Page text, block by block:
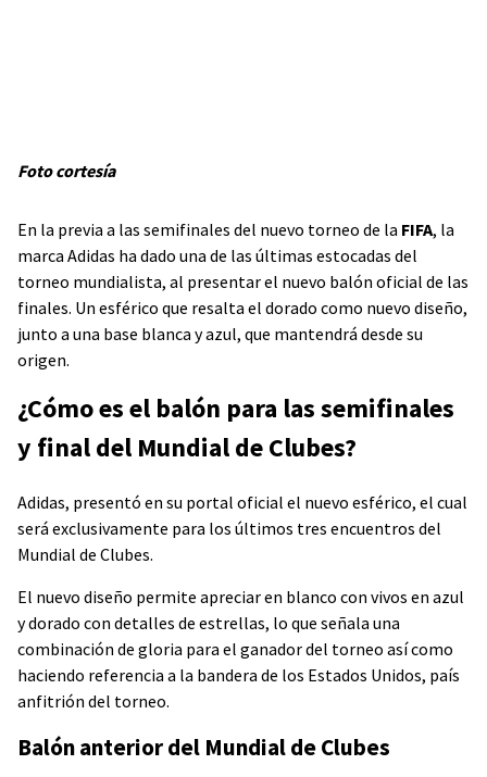
Foto cortesía
En la previa a las semifinales del nuevo torneo de la FIFA, la
marca Adidas ha dado una de las últimas estocadas del
torneo mundialista, al presentar el nuevo balón oficial de las
finales. Un esférico que resalta el dorado como nuevo diseño,
junto a una base blanca y azul, que mantendrá desde su
origen.
¿Cómo es el balón para las semifinales
y final del Mundial de Clubes?
Adidas, presentó en su portal oficial el nuevo esférico, el cual
será exclusivamente para los últimos tres encuentros del
Mundial de Clubes.
El nuevo diseño permite apreciar en blanco con vivos en azul
y dorado con detalles de estrellas, lo que señala una
combinación de gloria para el ganador del torneo así como
haciendo referencia a la bandera de los Estados Unidos, país
anfitrión del torneo.
Balón anterior del Mundial de Clubes